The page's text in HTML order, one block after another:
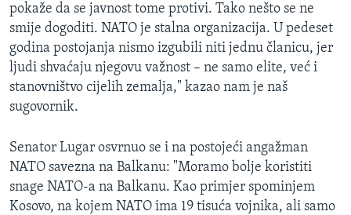
pokaže da se javnost tome protivi. Tako nešto se ne
smije dogoditi. NATO je stalna organizacija. U pedeset
godina postojanja nismo izgubili niti jednu članicu, jer
ljudi shvaćaju njegovu važnost – ne samo elite, već i
stanovništvo cijelih zemalja," kazao nam je naš
sugovornik.
Senator Lugar osvrnuo se i na postojeći angažman
NATO savezna na Balkanu: "Moramo bolje koristiti
snage NATO-a na Balkanu. Kao primjer spominjem
Kosovo, na kojem NATO ima 19 tisuća vojnika, ali samo